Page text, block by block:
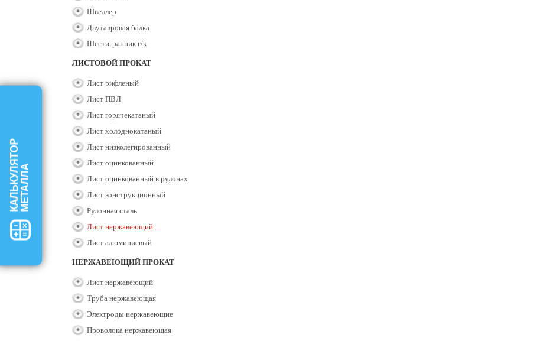
Швеллер
Двутавровая балка
Шестигранник г/к
ЛИСТОВОЙ ПРОКАТ
Лист рифленый
Лист ПВЛ
Лист горячекатаный
Лист холоднокатаный
Лист низколегированный
Лист оцинкованный
Лист оцинкованный в рулонах
Лист конструкционный
Рулонная сталь
Лист нержавеющий
Лист алюминиевый
НЕРЖАВЕЮЩИЙ ПРОКАТ
Лист нержавеющий
Труба нержавеющая
Электроды нержавеющие
Проволока нержавеющая
КАЛЬКУЛЯТОРМЕТАЛЛА